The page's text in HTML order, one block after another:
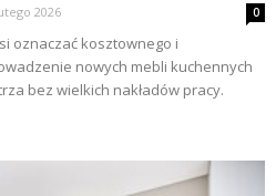
2026 0
oznaczać kosztownego i
nowych mebli kuchennych
bez wielkich nakładów pracy.